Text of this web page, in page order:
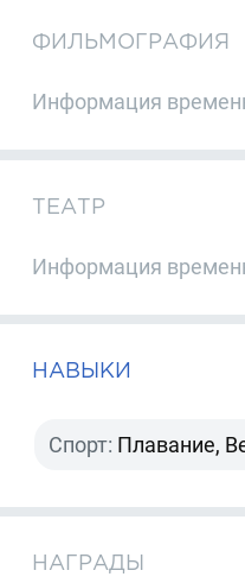
ФИЛЬМОГРАФИЯ
Информация
ТЕАТР
Информация
НАВЫКИ
Спорт: Плавание,
НАГРАДЫ